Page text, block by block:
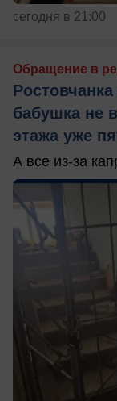
сегодня в 21:00
Обращение в
бабушка не
этажа уже
А все из-за